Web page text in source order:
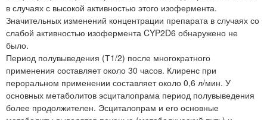
в случаях с высокой активностью этого изофермента.
Значительных изменений концентрации препарата в случаях со
слабой активностью изофермента CYP2D6 обнаружено не
было.
Период полувыведения (Т1/2) после многократного
применения составляет около 30 часов. Клиренс при
пероральном применении составляет около 0,6 л/мин. У
основных метаболитов эсциталопрама период полувыведения
более продолжителен. Эсциталопрам и его основные